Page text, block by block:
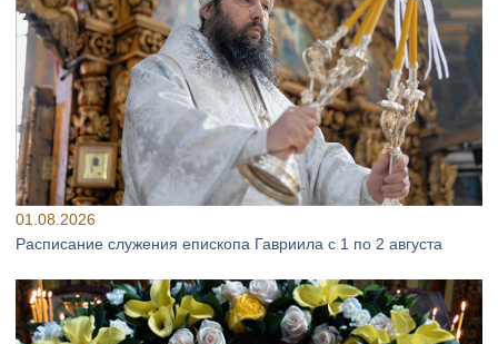
01.08.2026
Расписание служения епископа Гавриила с 1 по 2 августа